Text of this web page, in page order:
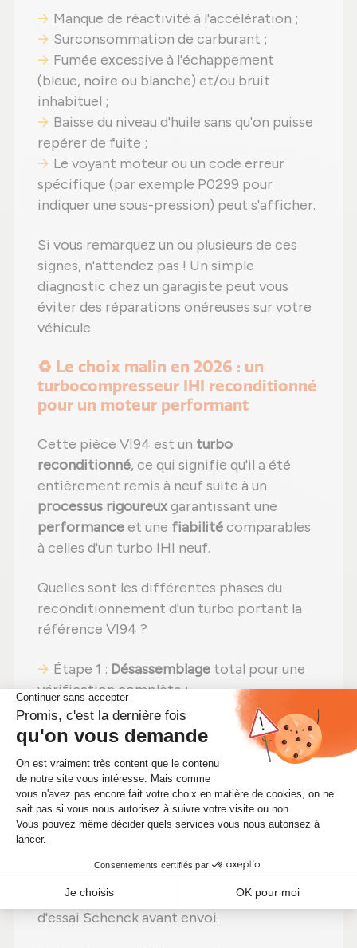
Manque de réactivité à l'accélération ;
Surconsommation de carburant ;
Fumée excessive à l'échappement
(bleue, noire ou blanche) et/ou bruit
inhabituel ;
Baisse du niveau d'huile sans qu'on puisse
repérer de fuite ;
Le voyant moteur ou un code erreur
spécifique (par exemple P0299 pour
indiquer une sous-pression) peut s'afficher.
Si vous remarquez un ou plusieurs de ces
signes, n'attendez pas ! Un simple
diagnostic chez un garagiste peut vous
éviter des réparations onéreuses sur votre
véhicule.
♻️ Le choix malin en 2026 : un
turbocompresseur IHI reconditionné
pour un moteur performant
Cette pièce VI94 est un turbo
reconditionné, ce qui signifie qu'il a été
entièrement remis à neuf suite à un
processus rigoureuxgarantissant une
performanceet une fiabilitécomparables
à celles d'un turbo IHI neuf.
Quelles sont les différentes phases du
reconditionnement d'un turbo portant la
référence VI94 ?
Étape 1 : Désassemblage total pour une
vérification complète ;
Étape 2 : Nettoyage minutieux
pour
éliminer toute impureté ;
de chaque
élément ;
Étape 4 :Remplacement des pièces
uséespar des pièces neuves ;
Réassemblage
Étape 6 :Tests approfondis
sur banc
d'essai Schenck avant envoi.